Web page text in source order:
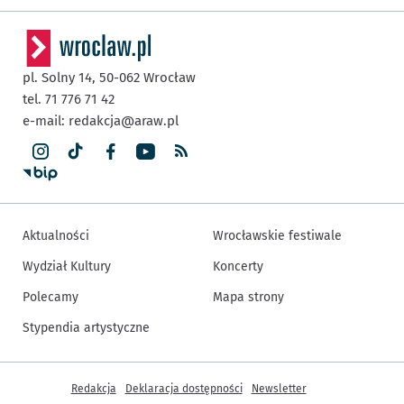
pl. Solny 14, 50-062 Wrocław
tel. 71 776 71 42
e-mail: redakcja@araw.pl
Aktualności
Wydział Kultury
Polecamy
Stypendia artystyczne
Wrocławskie festiwale
Koncerty
Mapa strony
Inne informacje
Redakcja Deklaracja dostępności Newsletter